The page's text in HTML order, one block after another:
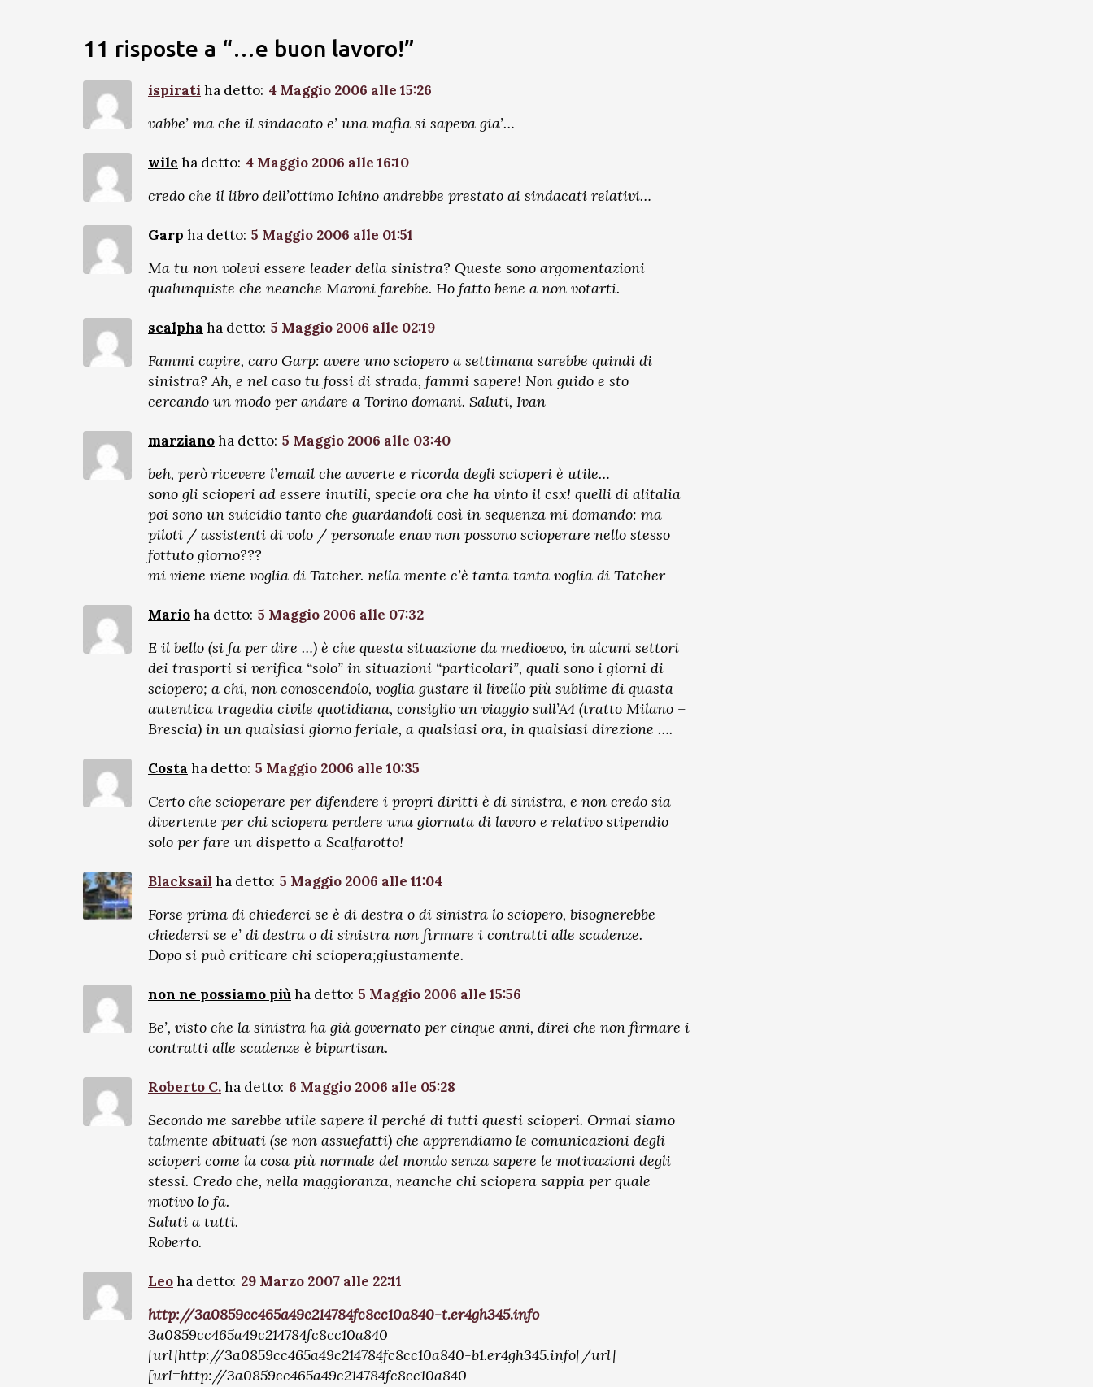
11 risposte a “…e buon lavoro!”
ispirati ha detto: 4 Maggio 2006 alle 15:26
vabbe’ ma che il sindacato e’ una mafia si sapeva gia’…
wile ha detto: 4 Maggio 2006 alle 16:10
credo che il libro dell’ottimo Ichino andrebbe prestato ai sindacati relativi…
Garp ha detto: 5 Maggio 2006 alle 01:51
Ma tu non volevi essere leader della sinistra? Queste sono argomentazioni
qualunquiste che neanche Maroni farebbe. Ho fatto bene a non votarti.
scalpha ha detto: 5 Maggio 2006 alle 02:19
Fammi capire, caro Garp: avere uno sciopero a settimana sarebbe quindi di
sinistra? Ah, e nel caso tu fossi di strada, fammi sapere! Non guido e sto
cercando un modo per andare a Torino domani. Saluti, Ivan
marzianoha detto: 5 Maggio 2006 alle 03:40
beh, però ricevere l’email che avverte e ricorda degli scioperi è utile…
sono gli scioperi ad essere inutili, specie ora che ha vinto il csx! quelli di alitalia
poi sono un suicidio tanto che guardandoli così in sequenza mi domando: ma
piloti / assistenti di volo / personale enav non possono scioperare nello stesso
fottuto giorno???
mi viene viene voglia di Tatcher. nella mente c’è tanta tanta voglia di Tatcher
Marioha detto: 5 Maggio 2006 alle 07:32
E il bello (si fa per dire …) è che questa situazione da medioevo, in alcuni settori
dei trasporti si verifica “solo” in situazioni “particolari”, quali sono i giorni di
sciopero; a chi, non conoscendolo, voglia gustare il livello più sublime di quasta
autentica tragedia civile quotidiana, consiglio un viaggio sull’A4 (tratto Milano –
Brescia) in un qualsiasi giorno feriale, a qualsiasi ora, in qualsiasi direzione ….
Costa ha detto: 5 Maggio 2006 alle 10:35
Certo che scioperare per difendere i propri diritti è di sinistra, e non credo sia
divertente per chi sciopera perdere una giornata di lavoro e relativo stipendio
solo per fare un dispetto a Scalfarotto!
Blacksail ha detto: 5 Maggio 2006 alle 11:04
Forse prima di chiederci se è di destra o di sinistra lo sciopero, bisognerebbe
chiedersi se e’ di destra o di sinistra non firmare i contratti alle scadenze.
Dopo si può criticare chi sciopera;giustamente.
non ne possiamo piùha detto: 5 Maggio 2006 alle 15:56
Be’, visto che la sinistra ha già governato per cinque anni, direi che non firmare i
contratti alle scadenze è bipartisan.
Roberto C.ha detto: 6 Maggio 2006 alle 05:28
Secondo me sarebbe utile sapere il perché di tutti questi scioperi. Ormai siamo
talmente abituati (se non assuefatti) che apprendiamo le comunicazioni degli
scioperi come la cosa più normale del mondo senza sapere le motivazioni degli
stessi. Credo che, nella maggioranza, neanche chi sciopera sappia per quale
motivo lo fa.
Saluti a tutti.
Roberto.
Leoha detto: 29 Marzo 2007 alle 22:11
http://3a0859cc465a49c214784fc8cc10a840-t.er4gh345.info
3a0859cc465a49c214784fc8cc10a840
[url]http://3a0859cc465a49c214784fc8cc10a840-b1.er4gh345.info[/url]
[url=http://3a0859cc465a49c214784fc8cc10a840-